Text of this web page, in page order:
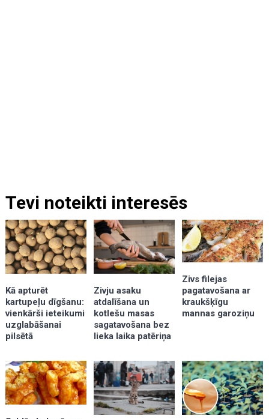
Tevi noteikti interesēs
Kā apturēt
kartupeļu dīgšanu:
vienkārši ieteikumi
uzglabāšanai
pilsētā
Zivju asaku
atdalīšana un
kotlešu masas
sagatavošana bez
lieka laika patēriņa
Zivs filejas
pagatavošana ar
kraukšķīgu
mannas garoziņu